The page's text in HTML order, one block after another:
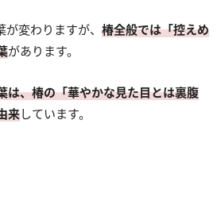
変わりますが、 椿全般では「控えめ
があります。
は、椿の「華やかな見た目とは裏腹
来しています。